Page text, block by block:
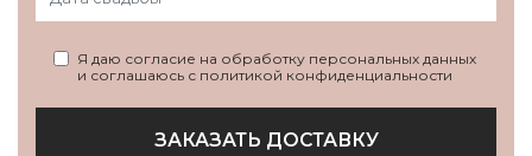
Я даю согласие на обработку персональных данных
и соглашаюсь с политикой конфиденциальности
ЗАКАЗАТЬ ДОСТАВКУ